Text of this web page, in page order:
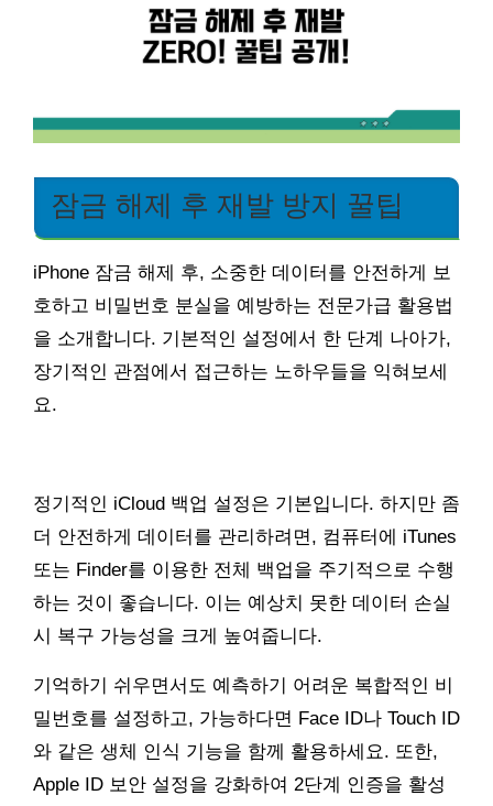
잠금 해제 후 재발 방지 꿀팁
iPhone 잠금 해제 후, 소중한 데이터를 안전하게 보
호하고 비밀번호 분실을 예방하는 전문가급 활용법
을 소개합니다. 기본적인 설정에서 한 단계 나아가,
장기적인 관점에서 접근하는 노하우들을 익혀보세
요.
정기적인 iCloud 백업 설정은 기본입니다. 하지만 좀
더 안전하게 데이터를 관리하려면, 컴퓨터에 iTunes
또는 Finder를 이용한 전체 백업을 주기적으로 수행
하는 것이 좋습니다. 이는 예상치 못한 데이터 손실
시 복구 가능성을 크게 높여줍니다.
기억하기 쉬우면서도 예측하기 어려운 복합적인 비
밀번호를 설정하고, 가능하다면 Face ID나 Touch ID
와 같은 생체 인식 기능을 함께 활용하세요. 또한,
Apple ID 보안 설정을 강화하여 2단계 인증을 활성